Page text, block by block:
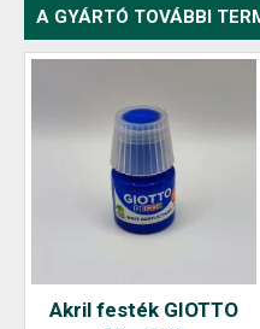
A GYÁRTÓ TOVÁBBI
Akril festék GIOTTO